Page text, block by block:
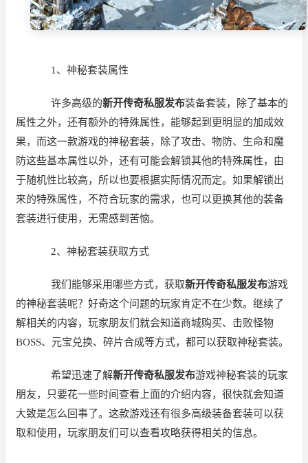
1、神秘套装属性
许多高级的新开传奇私服发布装备套装，除了基本的
属性之外，还有额外的特殊属性，能够起到更明显的加成效
果，而这一款游戏的神秘套装，除了攻击、物防、生命和魔
防这些基本属性以外，还有可能会解锁其他的特殊属性，由
于随机性比较高，所以也要根据实际情况而定。如果解锁出
来的特殊属性，不符合玩家的需求，也可以更换其他的装备
套装进行使用，无需感到苦恼。
2、神秘套装获取方式
我们能够采用哪些方式，获取新开传奇私服发布游戏
的神秘套装呢？好奇这个问题的玩家肯定不在少数。继续了
解相关的内容，玩家朋友们就会知道商城购买、击败怪物
BOSS、元宝兑换、碎片合成等方式，都可以获取神秘套装。
希望迅速了解新开传奇私服发布游戏神秘套装的玩家
朋友，只要花一些时间查看上面的介绍内容，很快就会知道
大致是怎么回事了。这款游戏还有很多高级装备套装可以获
取和使用，玩家朋友们可以查看攻略获得相关的信息。